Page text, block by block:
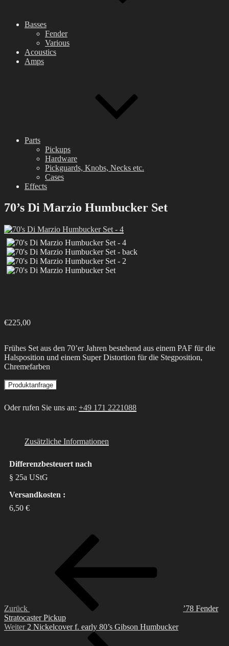
Basses
Fender
Various
Acoustics
Amps
Parts
Pickups
Hardware
Pickguards, Knobs, Necks etc.
Cases
Effects
70’s Di Marzio Humbucker Set
€225,00
Frühes Set aus den 70’er Jahren bestehend aus einem PAF für die
Halsposition und einem Super Distortion für die Stegposition,
Chremefarben
Produktanfrage
Oder rufen Sie uns an: +49 171 2221088
Zusätzliche Informationen
Differenzbesteuert nach
§ 25a UStG
Versandkosten :
6,50 €
Beitragsnavigation
Zurück
’78 Fender
Stratocaster Pickup
Nächster
Weiter 2 Nickelcover f. early 80’s Gibson Humbucker